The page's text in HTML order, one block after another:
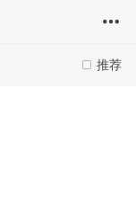
推荐